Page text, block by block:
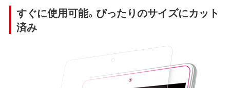
すぐに使用可能。ぴったりのサイズにカット
済み